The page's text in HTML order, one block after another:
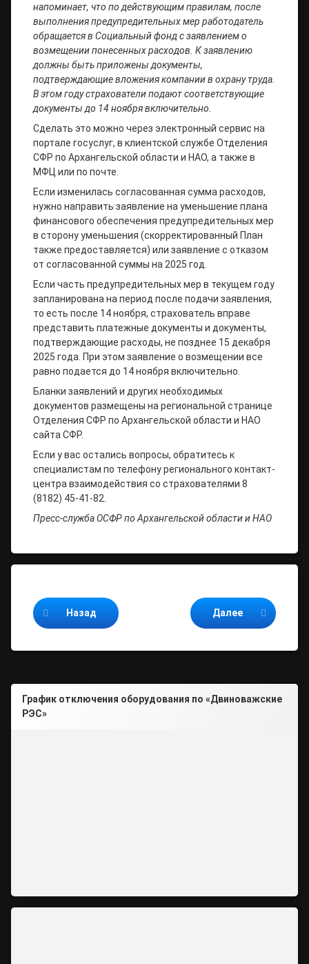
напоминает, что по действующим правилам, после
выполнения предупредительных мер работодатель
обращается в Социальный фонд с заявлением о
возмещении понесенных расходов. К заявлению
должны быть приложены документы,
подтверждающие вложения компании в охрану труда.
В этом году страхователи подают соответствующие
документы до 14 ноября включительно.
Сделать это можно через электронный сервис на
портале госуслуг, в клиентской службе Отделения
СФР по Архангельской области и НАО, а также в
МФЦ или по почте.
Если изменилась согласованная сумма расходов,
нужно направить заявление на уменьшение плана
финансового обеспечения предупредительных мер
в сторону уменьшения (скорректированный План
также предоставляется) или заявление с отказом
от согласованной суммы на 2025 год.
Если часть предупредительных мер в текущем году
запланирована на период после подачи заявления,
то есть после 14 ноября, страхователь вправе
представить платежные документы и документы,
подтверждающие расходы, не позднее 15 декабря
2025 года. При этом заявление о возмещении все
равно подается до 14 ноября включительно.
Бланки заявлений и других необходимых
документов размещены на региональной странице
Отделения СФР по Архангельской области и НАО
сайта СФР.
Если у вас остались вопросы, обратитесь к
специалистам по телефону регионального контакт-
центра взаимодействия со страхователями 8
(8182) 45-41-82.
Пресс-служба ОСФР по Архангельской области и НАО
Назад Далее
График отключения оборудования по «Двиноважские
РЭС»